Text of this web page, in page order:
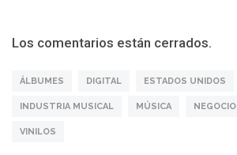
Los comentarios están cerrados.
ÁLBUMES DIGITAL ESTADOS UNIDOS
INDUSTRIA MUSICAL MÚSICA NEGOCIO
VINILOS